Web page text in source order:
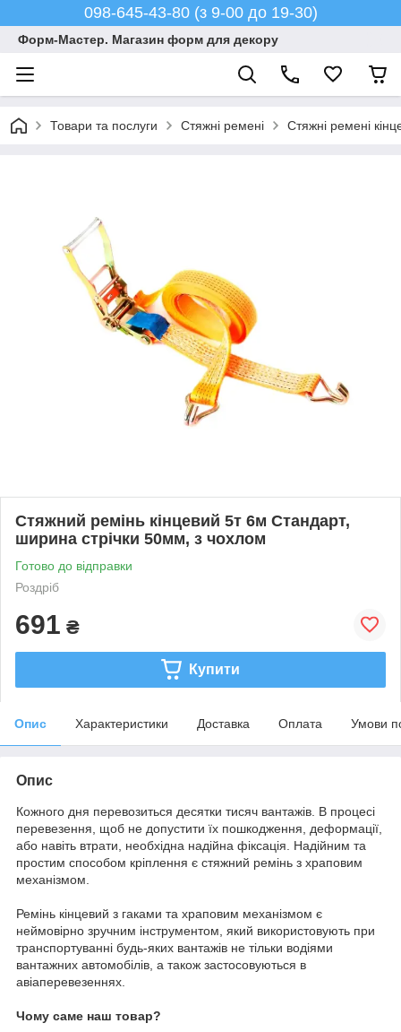
098-645-43-80 (з 9-00 до 19-30)
Форм-Мастер. Магазин форм для декору
Товари та послуги Стяжні ремені Стяжні ремені
Стяжний ремінь кінцевий 5т 6м Стандарт,
ширина стрічки 50мм, з чохлом
Готово до відправки
Роздріб
691 ₴
Купити
Опис Характеристики Доставка Оплата Умови
Опис
Кожного дня перевозиться десятки тисяч вантажів. В процесі
перевезення, щоб не допустити їх пошкодження, деформації,
або навіть втрати, необхідна надійна фіксація. Надійним та
простим способом кріплення є стяжний ремінь з храповим
механізмом.
Ремінь кінцевий з гаками та храповим механізмом є
неймовірно зручним інструментом, який використовують при
транспортуванні будь-яких вантажів не тільки водіями
вантажних автомобілів, а також застосовуються в
авіаперевезеннях.
Чому саме наш товар?